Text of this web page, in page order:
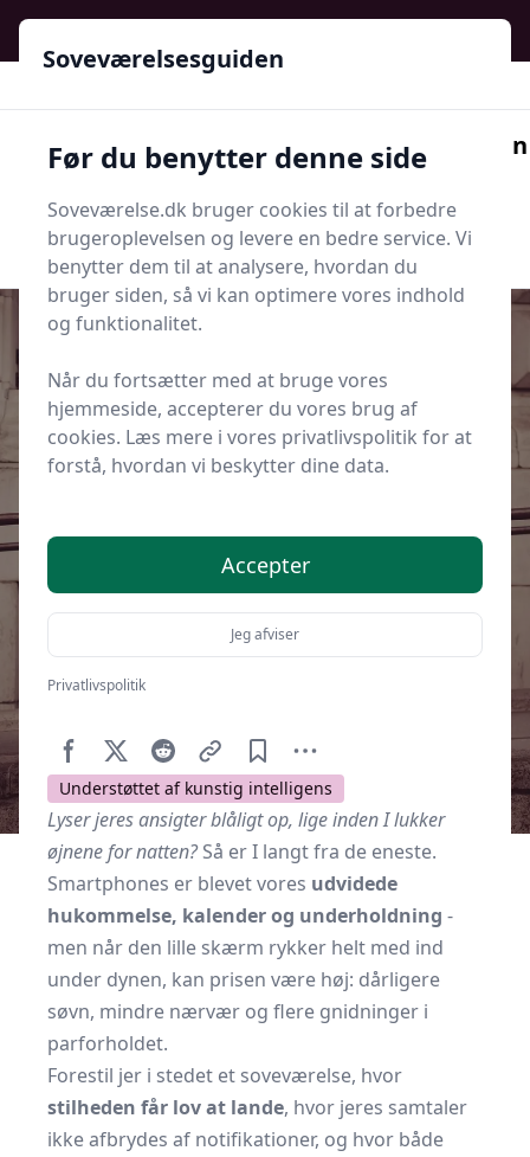
Soveværelsesguiden
Søg nu
Søg nu
Udgivet i Parforhold og Romantik
Hvordan sætter I grænser for
mobilbrug i sengen?
Understøttet af kunstig intelligens
Lyser jeres ansigter blåligt op, lige inden I lukker
øjnene for natten?Så er I langt fra de eneste.
Smartphones er blevet vores udvidede
hukommelse, kalender og underholdning -
men når den lille skærm rykker helt med ind
under dynen, kan prisen være høj: dårligere
søvn, mindre nærvær og flere gnidninger i
parforholdet.
Forestil jer i stedet et soveværelse, hvor
stilheden får lov at lande, hvor jeres samtaler
ikke afbrydes af notifikationer, og hvor både
Soveværelsesguiden
Før du benytter denne side
Soveværelse.dk bruger cookies til at forbedre
brugeroplevelsen og levere en bedre service. Vi
benytter dem til at analysere, hvordan du
bruger siden, så vi kan optimere vores indhold
og funktionalitet.
Når du fortsætter med at bruge vores
hjemmeside, accepterer du vores brug af
cookies. Læs mere i vores privatlivspolitik for at
forstå, hvordan vi beskytter dine data.
Accepter
Jeg afviser
Privatlivspolitik